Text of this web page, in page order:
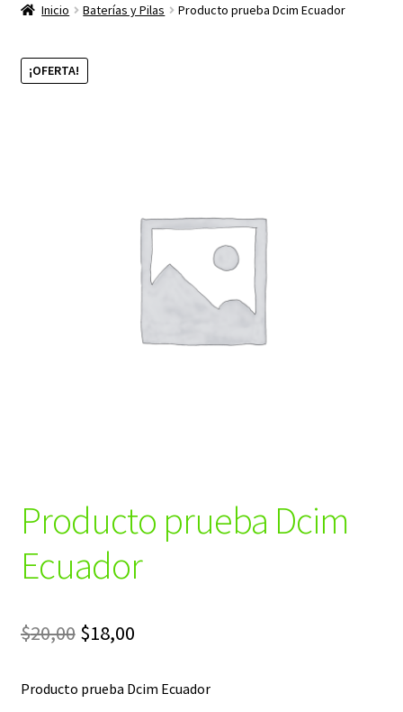
productos
Inicio Baterías y Pilas Producto prueba Dcim Ecuador
¡OFERTA!
Producto prueba Dcim
Ecuador
$20,00 El
original
$18,00El
actual
Producto prueba Dcim Ecuador